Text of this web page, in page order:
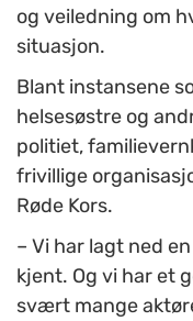
og veiledning om
situasjon.
Blant instansene
helsesøstre og
politiet,
frivillige
Røde Kors.
– Vi har lagt ned
kjent. Og vi har et
svært mange